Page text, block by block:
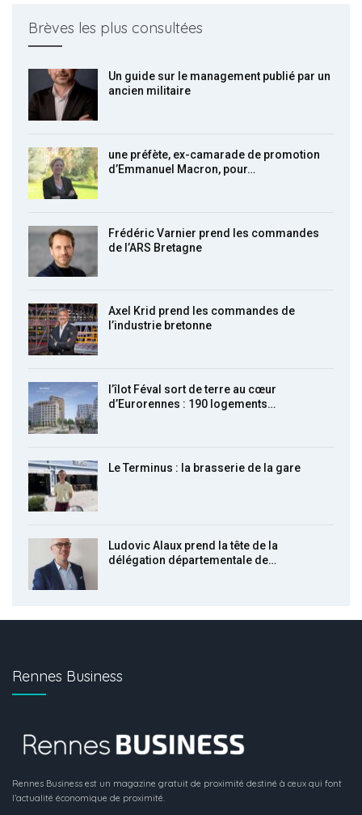
Brèves les plus consultées
Un guide sur le management publié par un
ancien militaire
une préfète, ex-camarade de promotion
d’Emmanuel Macron, pour…
Frédéric Varnier prend les commandes
de l’ARS Bretagne
Axel Krid prend les commandes de
l’industrie bretonne
l’îlot Féval sort de terre au cœur
d’Eurorennes : 190 logements…
Le Terminus : la brasserie de la gare
Ludovic Alaux prend la tête de la
délégation départementale de…
Rennes Business
Rennes Business est un magazine gratuit de proximité destiné à ceux qui font
l’actualité économique de proximité.